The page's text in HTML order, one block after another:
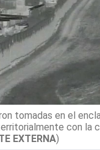
tomadas en el
con la
EXTERNA)